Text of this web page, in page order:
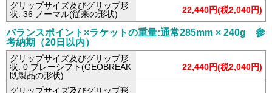
グリップサイズ及びグリップ形
状: 36 ノーマル(従来の形状)
22,440円(税2,040円)
バランスポイント×ラケットの重量:通常285mm × 240g 参
考納期（20日以内）
グリップサイズ及びグリップ形
状: 0 プレーシフト(GEOBREAK
既製品の形状)
22,440円(税2,040円)
グリップサイズ及びグリップ形